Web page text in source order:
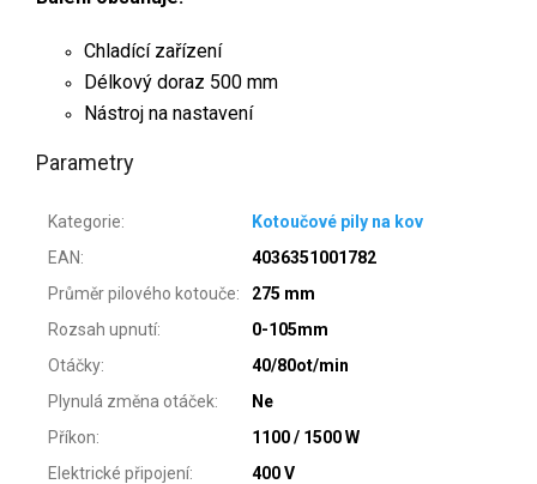
Chladící zařízení
Délkový doraz 500 mm
Nástroj na nastavení
Parametry
Kategorie:
Kotoučové pily na kov
EAN:
4036351001782
Průměr pilového kotouče:
275 mm
Rozsah upnutí:
0-105mm
Otáčky:
40/80ot/min
Plynulá změna otáček:
Ne
Příkon:
1100 / 1500 W
Elektrické připojení:
400 V